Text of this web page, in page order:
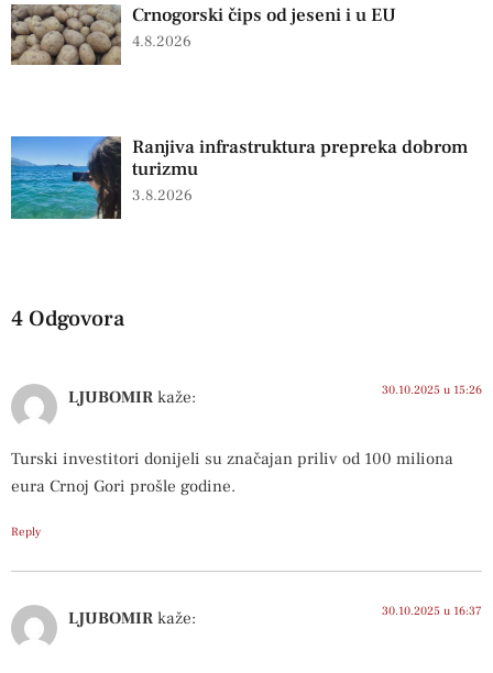
Crnogorski čips od jeseni i u EU
4.8.2026
Ranjiva infrastruktura prepreka dobrom
turizmu
3.8.2026
4 Odgovora
LJUBOMIR kaže: 30.10.2025 u 15:26
Turski investitori donijeli su značajan priliv od 100 miliona
eura Crnoj Gori prošle godine.
Reply
LJUBOMIR kaže: 30.10.2025 u 16:37